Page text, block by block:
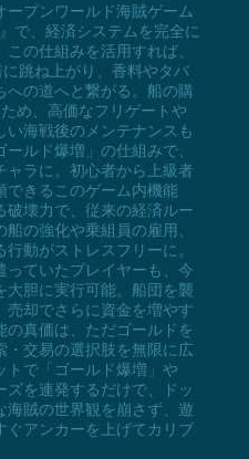
ープンワールド海賊ゲーム
で、経済システムを完全に
の仕組みを活用すれば、
跳ね上がり、香料やタバ
への道へと繋がる。船の購
め、高価なフリゲートや
海戦後のメンテナンスも
ルド爆増」の仕組みで、
ャラに。初心者から上級者
できるこのゲーム内機能
破壊力で、従来の経済ルー
の強化や乗組員の雇用、
動がストレスフリーに。
っていたプレイヤーも、今
大胆に実行可能。船団を襲
売却でさらに資金を増やす
の真価は、ただゴールドを
・交易の選択肢を無限に広
トで「ゴールド爆増」や
ズを連発するだけで、ドッ
海賊の世界観を崩さず、遊
ぐアンカーを上げてカリブ